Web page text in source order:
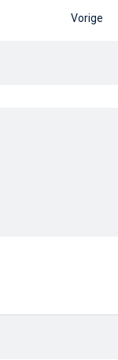
Vorige